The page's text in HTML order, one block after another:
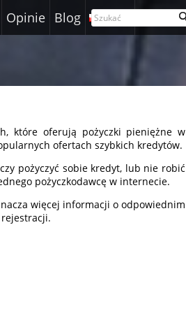
Opinie Blog Polski
które oferują pożyczki pieniężne w
ofertach szybkich kredytów.
pożyczyć sobie kredyt, lub nie robić
pożyczkodawcę w internecie.
więcej informacji o odpowiednim